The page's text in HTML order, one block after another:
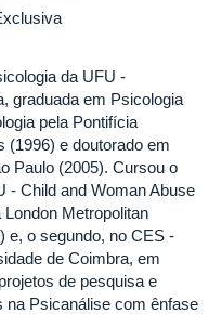
da UFU -
graduada em Psicologia
pela Pontifícia
(1996) e doutorado em
Paulo (2005). Cursou o
- Child and Woman Abuse
Metropolitan
e, o segundo, no CES -
de Coimbra, em
de pesquisa e
na Psicanálise com ênfase